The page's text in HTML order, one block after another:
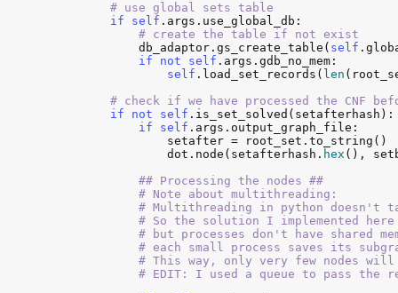
# use global sets table
if
self . args . use_global_db :
# create the table if not exist
db_adaptor . gs_create_table ( self .
if
not self . args . gdb_no_mem :
self . load_set_records ( len (
# check if we have processed the CNF
if
not self . is_set_solved ( setafterhash ):
if
self . args . output_graph_file :
setafter = root_set . to_string ()
dot . node ( setafterhash . hex (),
## Processing the nodes ##
# Note about multithreading:
# Multithreading in python doesn't take
# So the solution I implemented here is to
# but processes don't have shared
# each small process saves its subgraph
# This way, only very few nodes will be
# EDIT: I used a queue to pass the